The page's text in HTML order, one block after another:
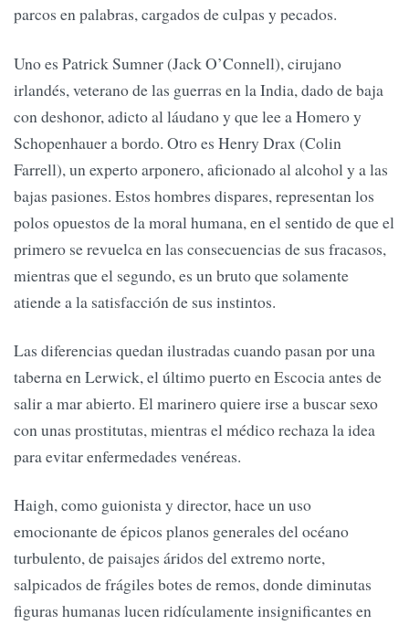
parcos en palabras, cargados de culpas y pecados.
Uno es Patrick Sumner (Jack O’Connell), cirujano
irlandés, veterano de las guerras en la India, dado de baja
con deshonor, adicto al láudano y que lee a Homero y
Schopenhauer a bordo. Otro es Henry Drax (Colin
Farrell), un experto arponero, aficionado al alcohol y a las
bajas pasiones. Estos hombres dispares, representan los
polos opuestos de la moral humana, en el sentido de que el
primero se revuelca en las consecuencias de sus fracasos,
mientras que el segundo, es un bruto que solamente
atiende a la satisfacción de sus instintos.
Las diferencias quedan ilustradas cuando pasan por una
taberna en Lerwick, el último puerto en Escocia antes de
salir a mar abierto. El marinero quiere irse a buscar sexo
con unas prostitutas, mientras el médico rechaza la idea
para evitar enfermedades venéreas.
Haigh, como guionista y director, hace un uso
emocionante de épicos planos generales del océano
turbulento, de paisajes áridos del extremo norte,
salpicados de frágiles botes de remos, donde diminutas
figuras humanas lucen ridículamente insignificantes en